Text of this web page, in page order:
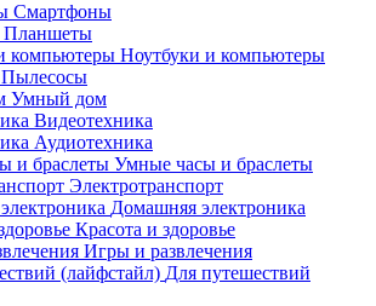
Смартфоны
Планшеты
Ноутбуки и компьютеры
Пылесосы
Умный дом
Видеотехника
Аудиотехника
Умные часы и браслеты
Электротранспорт
Домашняя электроника
Красота и здоровье
Игры и развлечения
Для путешествий